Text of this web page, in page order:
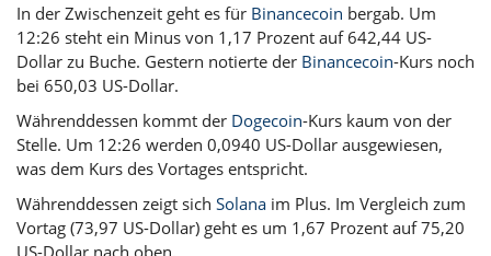
In der Zwischenzeit geht es für Binancecoin bergab. Um
12:26 steht ein Minus von 1,17 Prozent auf 642,44 US-
Dollar zu Buche. Gestern notierte der Binancecoin-Kurs noch
bei 650,03 US-Dollar.
Währenddessen kommt der Dogecoin-Kurs kaum von der
Stelle. Um 12:26 werden 0,0940 US-Dollar ausgewiesen,
was dem Kurs des Vortages entspricht.
Währenddessen zeigt sich Solana im Plus. Im Vergleich zum
Vortag (73,97 US-Dollar) geht es um 1,67 Prozent auf 75,20
US-Dollar nach oben.